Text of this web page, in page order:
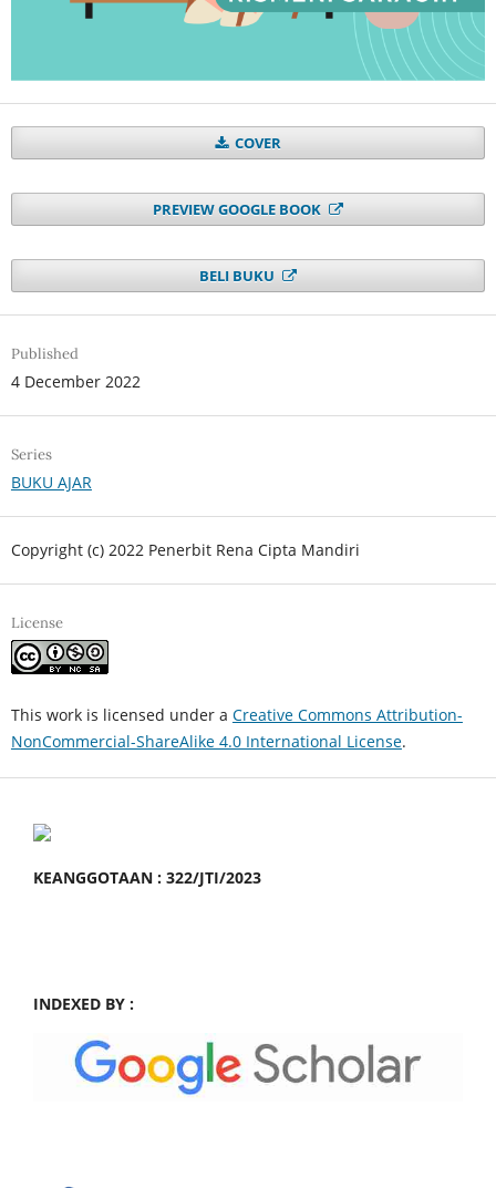
COVER
PREVIEW GOOGLE BOOK
BELI BUKU
Published
4 December 2022
Series
BUKU AJAR
Copyright (c) 2022 Penerbit Rena Cipta Mandiri
License
This work is licensed under a Creative Commons Attribution-
NonCommercial-ShareAlike 4.0 International License.
KEANGGOTAAN : 322/JTI/2023
INDEXED BY :